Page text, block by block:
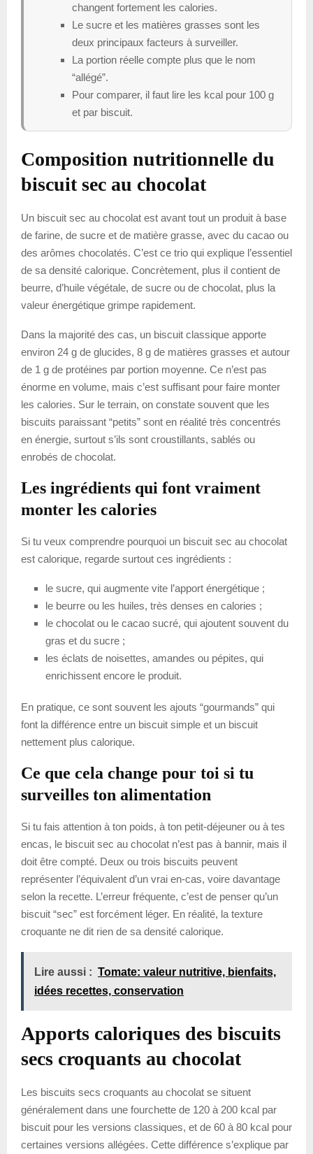
changent fortement les calories.
Le sucre et les matières grasses sont les
deux principaux facteurs à surveiller.
La portion réelle compte plus que le nom
“allégé”.
Pour comparer, il faut lire les kcal pour 100 g
et par biscuit.
Composition nutritionnelle du
biscuit sec au chocolat
Un biscuit sec au chocolat est avant tout un produit à base
de farine, de sucre et de matière grasse, avec du cacao ou
des arômes chocolatés. C’est ce trio qui explique l’essentiel
de sa densité calorique. Concrètement, plus il contient de
beurre, d’huile végétale, de sucre ou de chocolat, plus la
valeur énergétique grimpe rapidement.
Dans la majorité des cas, un biscuit classique apporte
environ 24 g de glucides, 8 g de matières grasses et autour
de 1 g de protéines par portion moyenne. Ce n’est pas
énorme en volume, mais c’est suffisant pour faire monter
les calories. Sur le terrain, on constate souvent que les
biscuits paraissant “petits” sont en réalité très concentrés
en énergie, surtout s’ils sont croustillants, sablés ou
enrobés de chocolat.
Les ingrédients qui font vraiment
monter les calories
Si tu veux comprendre pourquoi un biscuit sec au chocolat
est calorique, regarde surtout ces ingrédients :
le sucre, qui augmente vite l’apport énergétique ;
le beurre ou les huiles, très denses en calories ;
le chocolat ou le cacao sucré, qui ajoutent souvent du
gras et du sucre ;
les éclats de noisettes, amandes ou pépites, qui
enrichissent encore le produit.
En pratique, ce sont souvent les ajouts “gourmands” qui
font la différence entre un biscuit simple et un biscuit
nettement plus calorique.
Ce que cela change pour toi si tu
surveilles ton alimentation
Si tu fais attention à ton poids, à ton petit-déjeuner ou à tes
encas, le biscuit sec au chocolat n’est pas à bannir, mais il
doit être compté. Deux ou trois biscuits peuvent
représenter l’équivalent d’un vrai en-cas, voire davantage
selon la recette. L’erreur fréquente, c’est de penser qu’un
biscuit “sec” est forcément léger. En réalité, la texture
croquante ne dit rien de sa densité calorique.
Lire aussi : Tomate: valeur nutritive, bienfaits,
idées recettes, conservation
Apports caloriques des biscuits
secs croquants au chocolat
Les biscuits secs croquants au chocolat se situent
généralement dans une fourchette de 120 à 200 kcal par
biscuit pour les versions classiques, et de 60 à 80 kcal pour
certaines versions allégées. Cette différence s’explique par